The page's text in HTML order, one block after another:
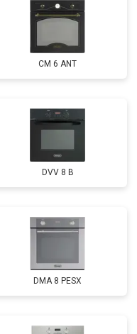
CM 6 ANT
DVV 8 B
DMA 8 PESX